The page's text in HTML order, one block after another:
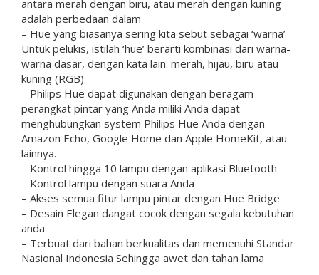
antara merah dengan biru, atau merah dengan kuning
adalah perbedaan dalam
– Hue yang biasanya sering kita sebut sebagai ‘warna’
Untuk pelukis, istilah ‘hue’ berarti kombinasi dari warna-
warna dasar, dengan kata lain: merah, hijau, biru atau
kuning (RGB)
– Philips Hue dapat digunakan dengan beragam
perangkat pintar yang Anda miliki Anda dapat
menghubungkan system Philips Hue Anda dengan
Amazon Echo, Google Home dan Apple HomeKit, atau
lainnya.
– Kontrol hingga 10 lampu dengan aplikasi Bluetooth
– Kontrol lampu dengan suara Anda
– Akses semua fitur lampu pintar dengan Hue Bridge
– Desain Elegan dangat cocok dengan segala kebutuhan
anda
– Terbuat dari bahan berkualitas dan memenuhi Standar
Nasional Indonesia Sehingga awet dan tahan lama